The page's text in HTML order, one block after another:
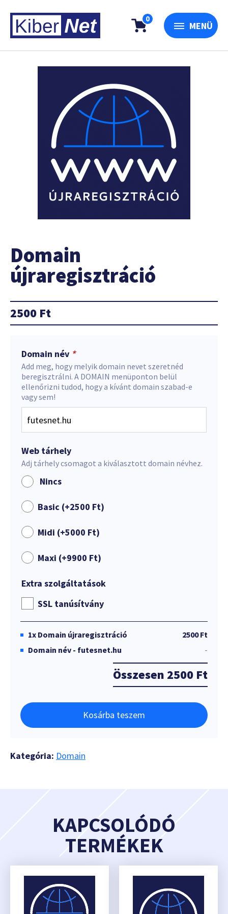
0
MENÜ
Domain
újraregisztráció
2500 Ft
Domain név *
Add meg, hogy melyik domain nevet szeretnéd
beregisztrálni. A DOMAIN menüponton belül
ellenőrizni tudod, hogy a kívánt domain szabad-e
vagy sem!
Web tárhely
Adj tárhely csomagot a kiválasztott domain névhez.
Nincs
Basic (+2500 Ft)
Midi (+5000 Ft)
Maxi (+9900 Ft)
Extra szolgáltatások
SSL tanúsítvány
1x Domain újraregisztráció
2500 Ft
Domain név - futesnet.hu
-
Összesen 2500 Ft
Kosárba teszem
Kategória: Domain
KAPCSOLÓDÓ
TERMÉKEK